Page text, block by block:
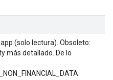
(solo lectura). Obsoleto:
más detallado. De lo